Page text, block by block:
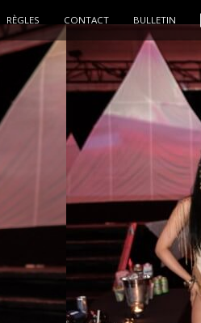
RÈGLES CONTACT BULLETIN